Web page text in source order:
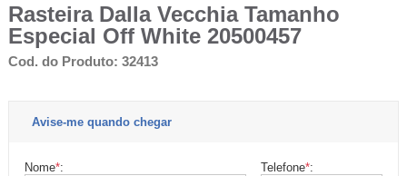
Rasteira Dalla Vecchia Tamanho
Especial Off White 20500457
Cod. do Produto: 32413
Avise-me quando chegar
Nome*: Telefone*: